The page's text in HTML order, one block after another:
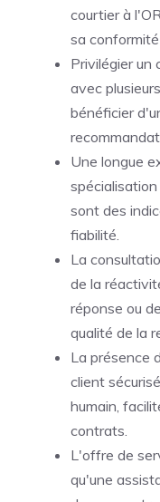
courtier à
sa
Privilégier un
avec
bénéficier
Une longue
sont des
fiabilité.
La
de la
réponse ou
qualité de la
La présence
client
humain,
contrats.
L'offre de
qu'une